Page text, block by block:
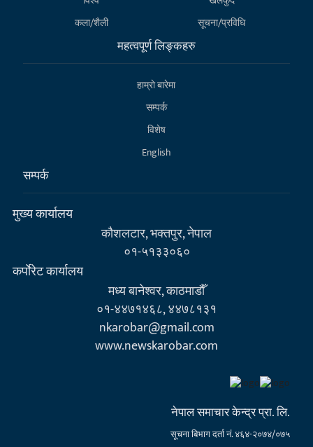
कला/शैली
सूचना/प्रविधि
महत्वपूर्ण लिङ्कहरु
हाम्राे बारेमा
सम्पर्क
विशेष
English
सम्पर्क
मुख्य कार्यालय
कौशलटार, भक्तपुर, नेपाल
०१-५१३३०६०
कर्पाेरेट कार्यालय
मध्य बानेश्वर, काठमाडौँ
०१-४४७१४६८, ४४७८१३१
nkarobar@gmail.com
www.newskarobar.com
नेपाल समाचार केन्द्र प्रा. लि.
सूचना बिभाग दर्ता नं. ४६४-२०७४/०७५